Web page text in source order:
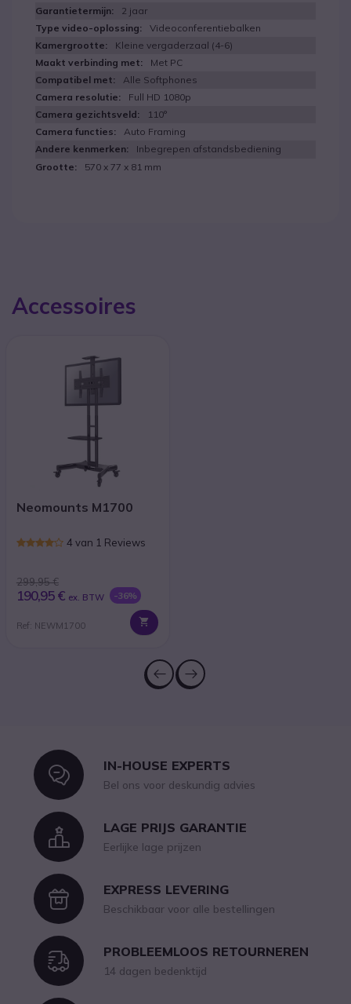
2 jaar
Videoconferentiebalken
Kleine vergaderzaal (4-6)
Met PC
Alle Softphones
Full HD 1080p
110°
Auto Framing
Inbegrepen afstandsbediening
570 x 77 x 81 mm
Accessoires
Neomounts M1700
4 van 1 Reviews
299,95 €
190,95 € ex. BTW -36%
Ref: NEWM1700
IconIN-HOUSE EXPERTS
Bel ons voor deskundig advies
IconLAGE PRIJS GARANTIE
Eerlijke lage prijzen
IconEXPRESS LEVERING
Beschikbaar voor alle bestellingen
IconPROBLEEMLOOS RETOURNEREN
14 dagen bedenktijd